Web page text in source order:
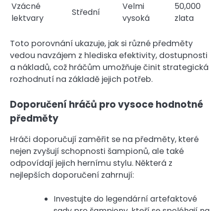
Vzácné
lektvary
Střední
Velmi
vysoká
50,000
zlata
Toto porovnání ukazuje, jak si různé předměty
vedou navzájem z hlediska efektivity, dostupnosti
a nákladů, což hráčům umožňuje činit strategická
rozhodnutí na základě jejich potřeb.
Doporučení hráčů pro vysoce hodnotné
předměty
Hráči doporučují zaměřit se na předměty, které
nejen zvyšují schopnosti šampionů, ale také
odpovídají jejich hernímu stylu. Některá z
nejlepších doporučení zahrnují:
Investujte do legendární artefaktové